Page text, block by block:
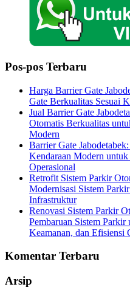
Pos-pos Terbaru
Harga Barrier Gate
Gate Berkualitas Sesuai
Jual Barrier Gate
Otomatis Berkualitas
Modern
Barrier Gate
Kendaraan Modern
Operasional
Retrofit Sistem Parkir
Modernisasi Sistem
Infrastruktur
Renovasi Sistem Parkir
Pembaruan Sistem
Keamanan, dan Efisiensi
Komentar Terbaru
Arsip